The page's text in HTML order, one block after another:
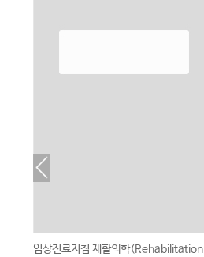
임상진료지침 재활의학(Rehabilitation